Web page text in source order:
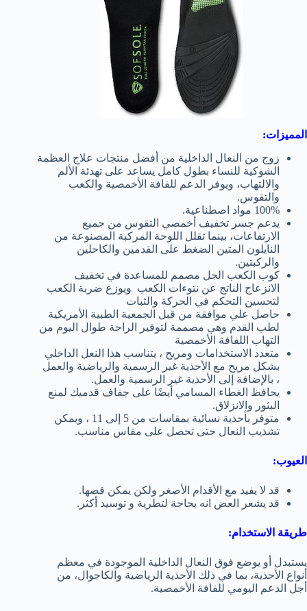
المميزات:
زوج من النعال الداخلية من أفضل منتجات علاج العظمة
الشوكية للنساء بطول كامل يساعد على تهدئة الألم
والالتهاب، ويوفر الدعم للفافة الأخمصية والكعب
والتقوس.
100% مواد اصطناعية.
يدعم جسر تخفيف أخمصي التقوس من جميع
الارتفاعات، بينما تقلل اللوحة المركبة المصنوعة من
النايلون المتين الضغط على القدمين والكاحلين
والركبتين.
كوب الكعب الجل مصمم للمساعدة في تخفيف
الانزعاج الناتج عن نتوءات الكعب ويوزع ضربة الكعب
لتحسين التحكم في الحركة والثبات
حاصل علي موافقة من قبل الجمعية الطبية الأمريكية
لطب القدم وهي مصممة لتوفير الراحة طوال اليوم من
التهاب اللفافة الأخمصية
متعدد الاستخدامات ومريح ، يتناسب هذا النعل الداخلي
بشكل مريح مع الأحذية غير الرسمية والرياضية والعمل
، بالإضافة إلى الأحذية غير الرسمية والعمل.
يحافظ الغطاء المسامي أيضًا على جفاف قدميك لمنع
البثور والانزلاق.
متوفر بأحذية نسائية بمقاسات من 5 إلى 11 ، ويمكن
تشذيب النعال حتى تحصل على مقاس مناسب.
العيوب:
قد لا يفيد مع الأقدام الأصغر ولكن يمكن قصها.
قد يشعر العض انه بحاجة لتطرية و توسيد أكثر.
طريقة الاستخدام:
يستبدل أو يوضع فوق النعال الداخلية الموجودة في معظم
أنواع الأحذية، بما في ذلك الأحذية الرياضية والكاجوال، من
أجل الدعم اليومي للفافة الأخمصية.